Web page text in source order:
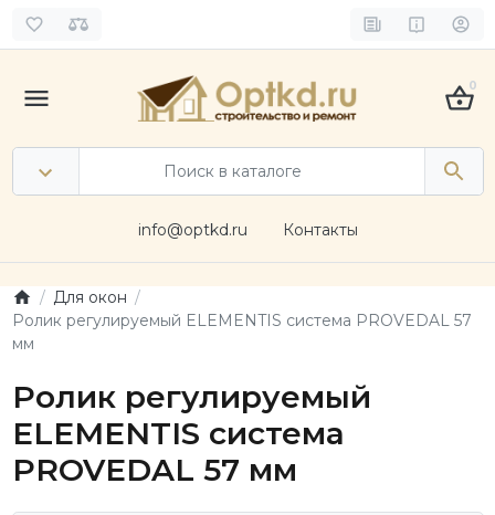
0
info@optkd.ru Контакты
Для окон
Ролик регулируемый ELEMENTIS система PROVEDAL 57
мм
Ролик регулируемый
ELEMENTIS система
PROVEDAL 57 мм